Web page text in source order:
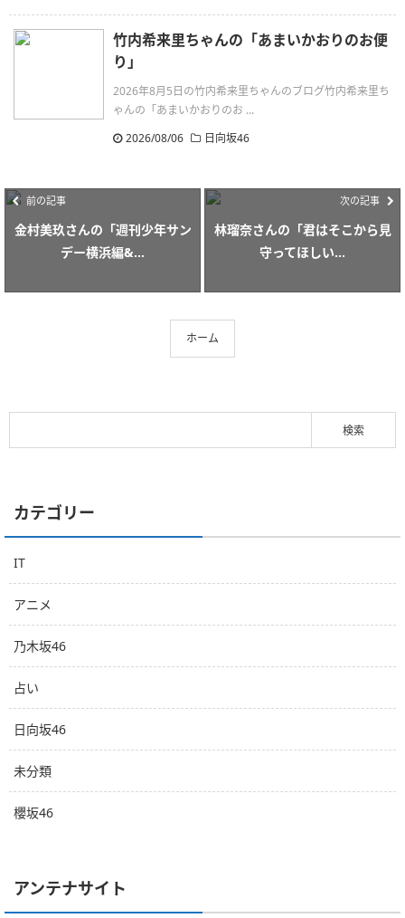
竹内希来里ちゃんの「あまいかおりのお便
り」
2026年8月5日の竹内希来里ちゃんのブログ竹内希来里ち
ゃんの「あまいかおりのお ...
2026/08/06
日向坂46
前の記事
金村美玖さんの「週刊少年サン
デー横浜編&...
次の記事
林瑠奈さんの「君はそこから見
守ってほしい...
ホーム
カテゴリー
IT
アニメ
乃木坂46
占い
日向坂46
未分類
櫻坂46
アンテナサイト